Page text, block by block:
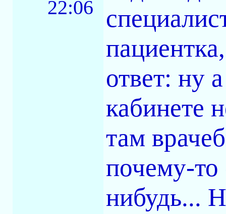
22:06
ответ: ну
кабинете
там
почему-то
нибудь...